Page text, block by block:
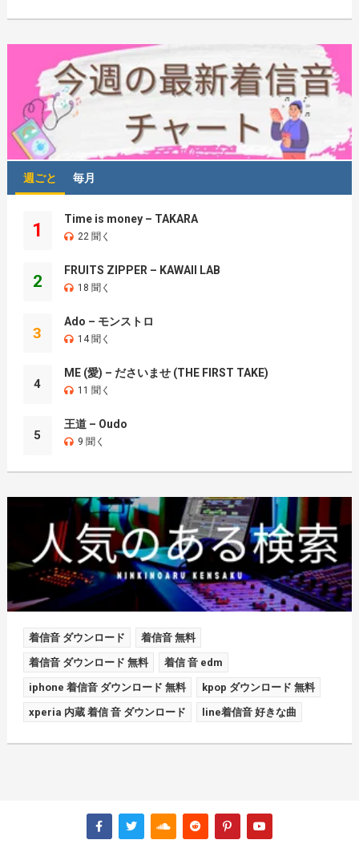
週ごと 毎月
1
Time is money – TAKARA
22 聞く
2
FRUITS ZIPPER – KAWAII LAB
18 聞く
3
Ado – モンストロ
14 聞く
4
ME (愛) – ださいませ (THE FIRST TAKE)
11 聞く
5
王道 – Oudo
9 聞く
着信音 ダウンロード 着信音 無料
着信音 ダウンロード 無料 着信 音 edm
iphone 着信音 ダウンロード 無料 kpop ダウンロード 無料
xperia 内蔵 着信 音 ダウンロード line着信音 好きな曲